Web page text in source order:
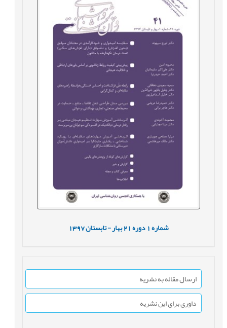
شماره1 دوره21 بهار - تابستان1397
ارسال مقاله به نشریه
داوری برای این نشریه